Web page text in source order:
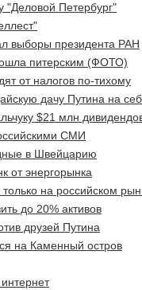
"Деловой Петербург"
выборы президента РАН
питерским (ФОТО)
от налогов по-тихому
дачу Путина на
$21 млн
СМИ
в Швейцарию
от энергорынка
на российском
до 20% активов
друзей Путина
на Каменный остров